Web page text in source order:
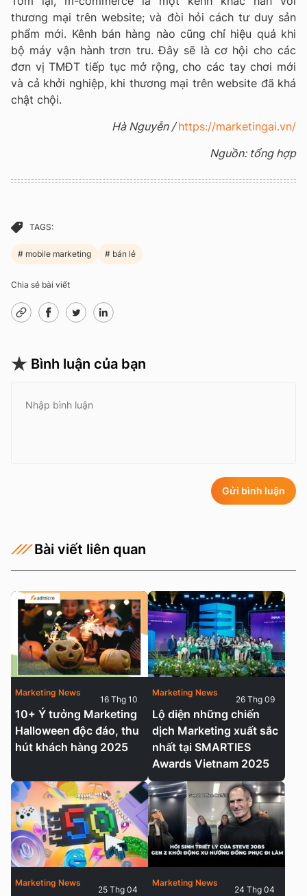
thương mại trên website; và đòi hỏi cách tư duy sản
phẩm mới. Kênh bán hàng nào cũng chỉ hiệu quả khi
bộ máy vận hành trơn tru. Đây sẽ là cơ hội cho các
đơn vị TMĐT tiếp tục mở rộng, cho các tay chơi mới
và cả khởi nghiệp, khi thương mại trên website đã khá
chật chội.
Hà Nguyễn /https://marketingai.vn/
Nguồn: tổng hợp
TAGS:
mobile marketing bán lẻ
Chia sẻ bài viết
Bình luận của bạn
Gửi bình luận
Bài viết liên quan
10+ Ý tưởng Marketing
Halloween độc đáo, thu
hút khách hàng 2025
Marketing News
16 Thg 10
Lộ diện những chiến
dịch Marketing xuất sắc
nhất tại SMARTIES
Awards Vietnam 2025
Marketing News
26 Thg 09
Marketing News
25 Thg 04
Marketing News
24 Thg 04